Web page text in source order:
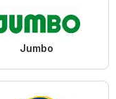
Jumbo